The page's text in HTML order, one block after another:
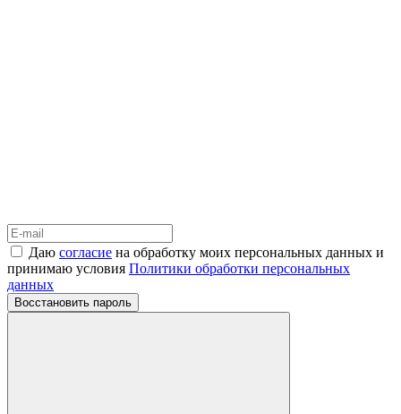
Даю согласие на обработку моих персональных данных и
принимаю условия Политики обработки персональных
данных
Восстановить пароль